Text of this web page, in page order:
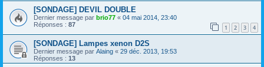
[SONDAGE] DEVIL DOUBLE
Dernier message par brio77 « 04 mai 2014, 23:40
Réponses : 87 1 2 3 4
[SONDAGE] Lampes xenon D2S
Dernier message par Alaing « 29 déc. 2013, 19:53
Réponses : 13